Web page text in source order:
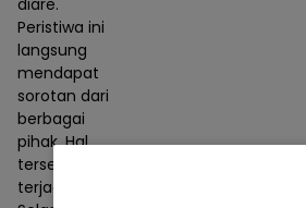
diare.
Peristiwa ini
langsung
mendapat
sorotan dari
berbagai
pihak. Hal
tersebut
terjadi pada